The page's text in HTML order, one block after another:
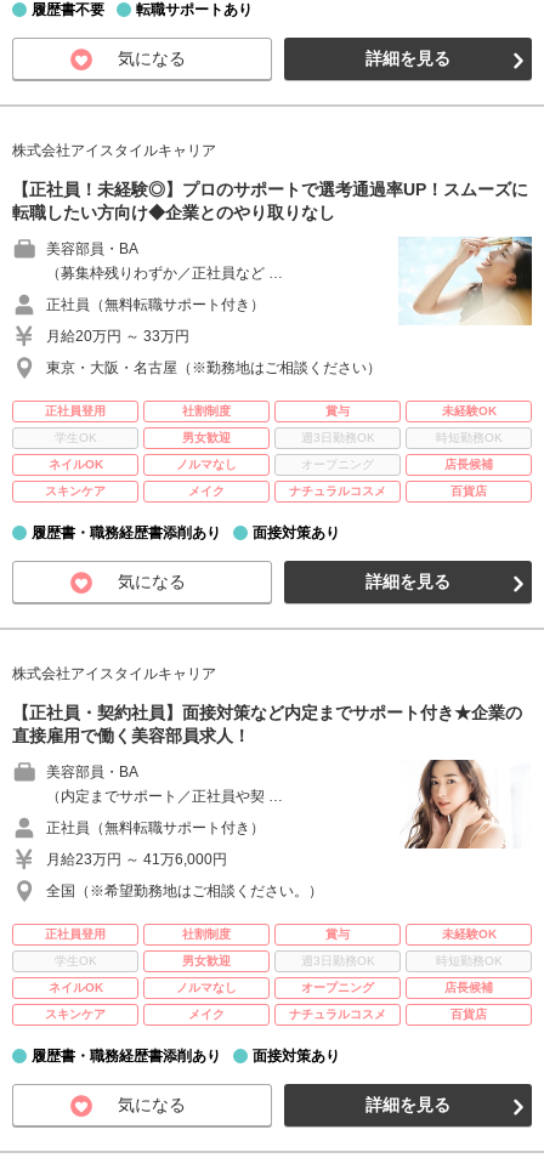
履歴書不要 転職サポートあり
気になる 詳細を見る
株式会社アイスタイルキャリア
【正社員！未経験◎】プロのサポートで選考通過率UP！スムーズに
転職したい方向け◆企業とのやり取りなし
美容部員・BA
（募集枠残りわずか／正社員など …
正社員（無料転職サポート付き）
月給20万円 ～ 33万円
東京・大阪・名古屋（※勤務地はご相談ください）
正社員登用 社割制度 賞与
未経験OK
学生OK
男女歓迎 週3日勤務OK
時短勤務OK
ネイルOK
ノルマなし オープニング
店長候補
スキンケア
メイク ナチュラルコスメ 百貨店
履歴書・職務経歴書添削あり 面接対策あり
気になる 詳細を見る
株式会社アイスタイルキャリア
【正社員・契約社員】面接対策など内定までサポート付き★企業の
直接雇用で働く美容部員求人！
美容部員・BA
（内定までサポート／正社員や契 …
正社員（無料転職サポート付き）
月給23万円 ～ 41万6,000円
全国（※希望勤務地はご相談ください。）
正社員登用 社割制度 賞与
未経験OK
学生OK
男女歓迎 週3日勤務OK
時短勤務OK
ネイルOK
ノルマなし オープニング
店長候補
スキンケア
メイク ナチュラルコスメ 百貨店
履歴書・職務経歴書添削あり 面接対策あり
気になる 詳細を見る